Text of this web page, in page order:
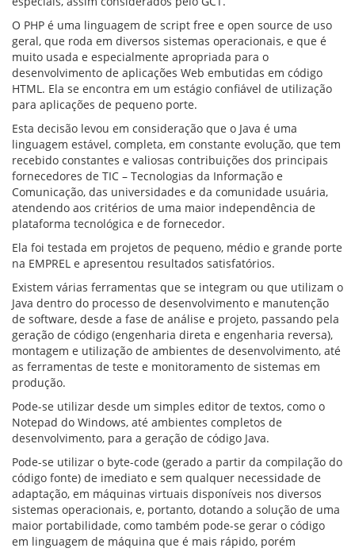
PGDE 2024
GESTÃO DA INFORMAÇÃO
BOLETIM INFORMATIVO
BPM-DAF
ORIENTAÇÕES TÉCNICAS
SEGURANÇA DA INFORMAÇÃO
RISI - FAQ (PERGUNTAS FREQUENTES)
CATÁLOGO DE SERVIÇOS DE TIC
PARECERES TÉCNICOS
ORIENTAÇÕES
MODELO
PARECERES TÉCNICOS EMITIDOS
PUBLICAÇÕES
PORTARIAS
RESOLUÇÕES
DIVERSOS
ATAS DA CIPA
ATAS E RESOLUÇÕES DO CONSELHO FISCAL
ATAS DO CONSADE
CHAMAMENTOS PÚBLICOS
TERMOS
TRANSPARÊNCIA
CONTATO
O PHP é uma linguagem de script free e open source de uso
geral, que roda em diversos sistemas operacionais, e que é
muito usada e especialmente apropriada para o
desenvolvimento de aplicações Web embutidas em código
HTML. Ela se encontra em um estágio confiável de utilização
para aplicações de pequeno porte.
Esta decisão levou em consideração que o Java é uma
linguagem estável, completa, em constante evolução, que tem
recebido constantes e valiosas contribuições dos principais
fornecedores de TIC – Tecnologias da Informação e
Comunicação, das universidades e da comunidade usuária,
atendendo aos critérios de uma maior independência de
plataforma tecnológica e de fornecedor.
Ela foi testada em projetos de pequeno, médio e grande porte
na EMPREL e apresentou resultados satisfatórios.
Existem várias ferramentas que se integram ou que utilizam o
Java dentro do processo de desenvolvimento e manutenção
de software, desde a fase de análise e projeto, passando pela
geração de código (engenharia direta e engenharia reversa),
montagem e utilização de ambientes de desenvolvimento, até
as ferramentas de teste e monitoramento de sistemas em
produção.
Pode-se utilizar desde um simples editor de textos, como o
Notepad do Windows, até ambientes completos de
desenvolvimento, para a geração de código Java.
Pode-se utilizar o byte-code (gerado a partir da compilação do
código fonte) de imediato e sem qualquer necessidade de
adaptação, em máquinas virtuais disponíveis nos diversos
sistemas operacionais, e, portanto, dotando a solução de uma
maior portabilidade, como também pode-se gerar o código
em linguagem de máquina que é mais rápido, porém